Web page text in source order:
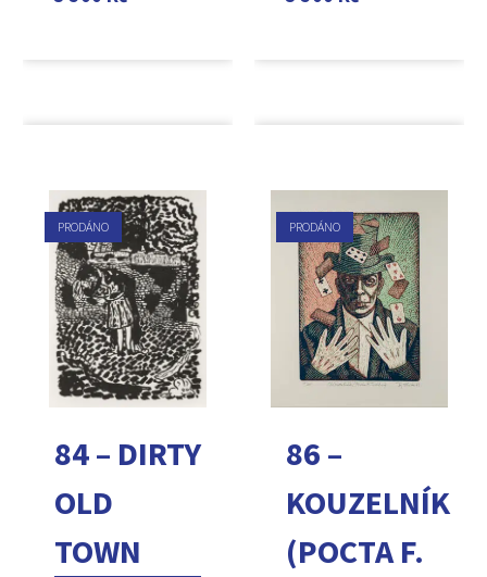
PRODÁNO
84 – DIRTY
OLD
TOWN
PRODÁNO
86 –
KOUZELNÍK
(POCTA F.